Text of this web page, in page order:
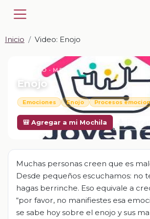
Inicio Video: Enojo
📎 VIDEO · MP4
Enojo
Emociones Enojo Procesos
🎒 Agregar a mi Mochila
Muchas personas creen que es
Desde pequeños escuchamos: no
hagas berrinche. Eso equivale a
“por favor, no manifiestes esa
se sabe hoy sobre el enojo y sus